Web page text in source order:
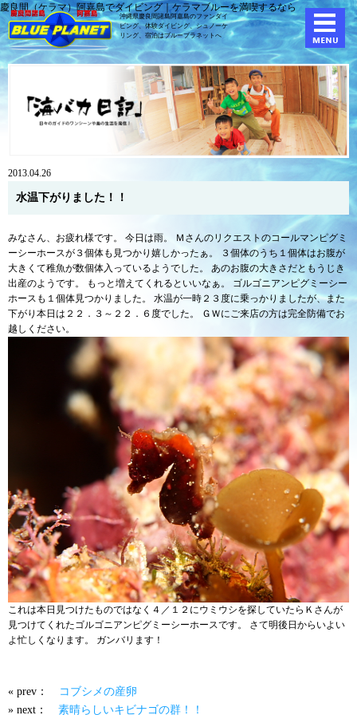
慶良間（ケラマ）阿嘉島でダイビング｜ケラマブルーを満喫するなら
沖縄県慶良間諸島阿嘉島のファンダイ
ビング、体験ダイビング、シュノーケ
リング、宿泊はブループラネットへ
2013.04.26
水温下がりました！！
みなさん、お疲れ様です。 今日は雨。 Ｍさんのリクエストのコールマンピグミ
ーシーホースが３個体も見つかり嬉しかったぁ。 ３個体のうち１個体はお腹が
大きくて稚魚が数個体入っているようでした。 あのお腹の大きさだともうじき
出産のようです。 もっと増えてくれるといいなぁ。 ゴルゴニアンピグミーシー
ホースも１個体見つかりました。 水温が一時２３度に乗っかりましたが、また
下がり本日は２２．３～２２．６度でした。 ＧＷにご来店の方は完全防備でお
越しください。
これは本日見つけたものではなく４／１２にウミウシを探していたらＫさんが
見つけてくれたゴルゴニアンピグミーシーホースです。 さて明後日からいよい
よ忙しくなります。 ガンバリます！
« prev：
コブシメの産卵
» next： 素晴らしいキビナゴの群！！